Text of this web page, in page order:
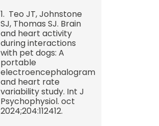
1. Teo JT, Johnstone
SJ, Thomas SJ. Brain
and heart activity
during interactions
with pet dogs: A
portable
electroencephalogram
and heart rate
variability study. Int J
Psychophysiol. oct
2024;204:112412.